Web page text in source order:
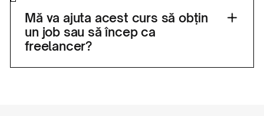
trimite sarcinile, vei primi o diplomă care
confirmă absolvirea cu succes a cursului.
Mă va ajuta acest curs să obțin
un job sau să încep ca
freelancer?